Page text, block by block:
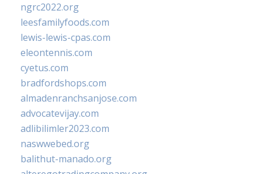
ngrc2022.org
leesfamilyfoods.com
lewis-lewis-cpas.com
eleontennis.com
cyetus.com
bradfordshops.com
almadenranchsanjose.com
advocatevijay.com
adlibilimler2023.com
naswwebed.org
balithut-manado.org